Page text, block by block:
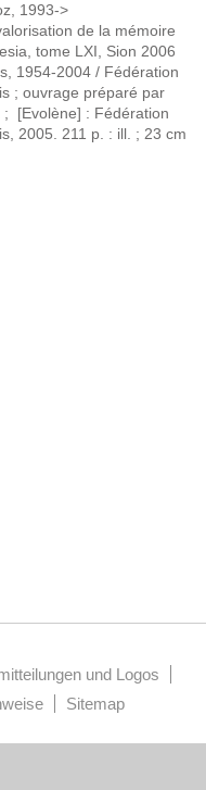
1993->
de la mémoire
tome LXI, Sion 2006
1954-2004 / Fédération
; ouvrage préparé par
; [Evolène] : Fédération
2005. 211 p. : ill. ; 23 cm
und Logos
Sitemap